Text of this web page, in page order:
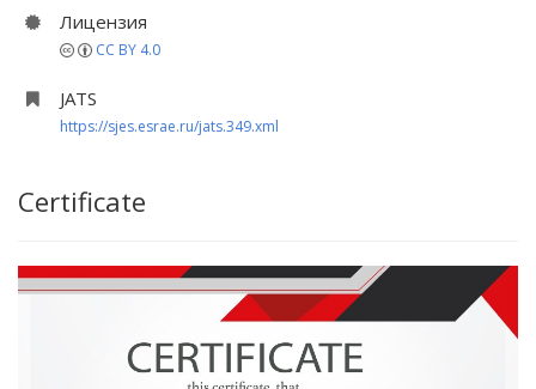
Лицензия
CC BY 4.0
JATS
https://sjes.esrae.ru/jats.349.xml
Certificate